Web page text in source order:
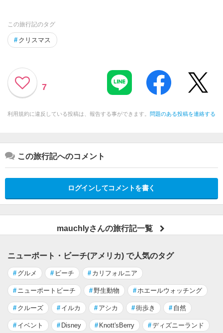
この旅行記のタグ
# クリスマス
7
利用規約に違反している投稿は、報告する事ができます。 問題のある投稿を連絡する
この旅行記へのコメント
ログインしてコメントを書く
mauchlyさんの旅行記一覧
ニューポート・ビーチ(アメリカ) で人気のタグ
# グルメ # ビーチ # カリフォルニア
# ニューポートビーチ #野生動物 #ホエールウォッチング
# クルーズ # イルカ # アシカ #街歩き # 自然
# イベント # Disney # Knott'sBerry #ディズニーランド